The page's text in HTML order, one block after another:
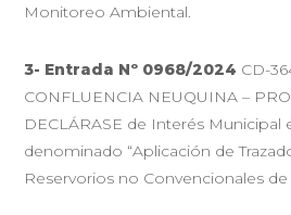
Monitoreo Ambiental.
3- Entrada Nº 0968/2024 CD-
CONFLUENCIA NEUQUINA –
DECLÁRASE de Interés Municipal
denominado “Aplicación de
Reservorios no Convencionales